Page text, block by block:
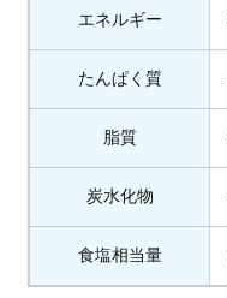
エネルギー
たんぱく質
脂質
炭水化物
食塩相当量